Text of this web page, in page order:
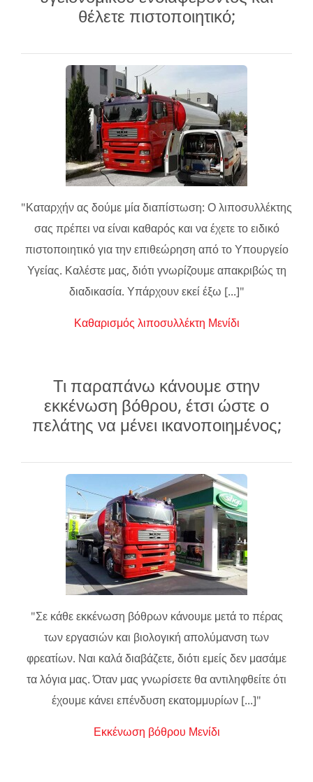
θέλετε πιστοποιητικό;
"Καταρχήν ας δούμε μία διαπίστωση: Ο λιποσυλλέκτης
σας πρέπει να είναι καθαρός και να έχετε το ειδικό
πιστοποιητικό για την επιθεώρηση από το Υπουργείο
Υγείας. Καλέστε μας, διότι γνωρίζουμε απακριβώς τη
διαδικασία. Υπάρχουν εκεί έξω [...]"
Καθαρισμός λιποσυλλέκτη Μενίδι
Τι παραπάνω κάνουμε στην
εκκένωση βόθρου, έτσι ώστε ο
πελάτης να μένει ικανοποιημένος;
"Σε κάθε εκκένωση βόθρων κάνουμε μετά το πέρας
των εργασιών και βιολογική απολύμανση των
φρεατίων. Ναι καλά διαβάζετε, διότι εμείς δεν μασάμε
τα λόγια μας. Όταν μας γνωρίσετε θα αντιληφθείτε ότι
έχουμε κάνει επένδυση εκατομμυρίων [...]"
Εκκένωση βόθρου Μενίδι